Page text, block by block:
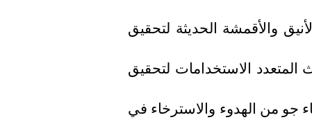
والأقمشة الحديثة لتحقيق
المتعدد الاستخدامات لتحقيق
جو من الهدوء والاسترخاء في